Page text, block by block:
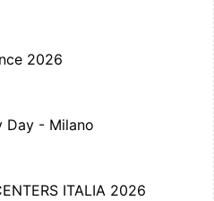
2026
Day - Milano
ITALIA 2026